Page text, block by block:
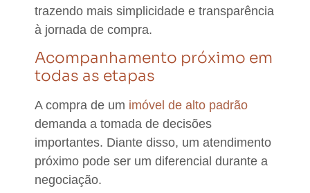
trazendo mais simplicidade e transparência
à jornada de compra.
Acompanhamento próximo em
todas as etapas
A compra de um imóvel de alto padrão
demanda a tomada de decisões
importantes. Diante disso, um atendimento
próximo pode ser um diferencial durante a
negociação.